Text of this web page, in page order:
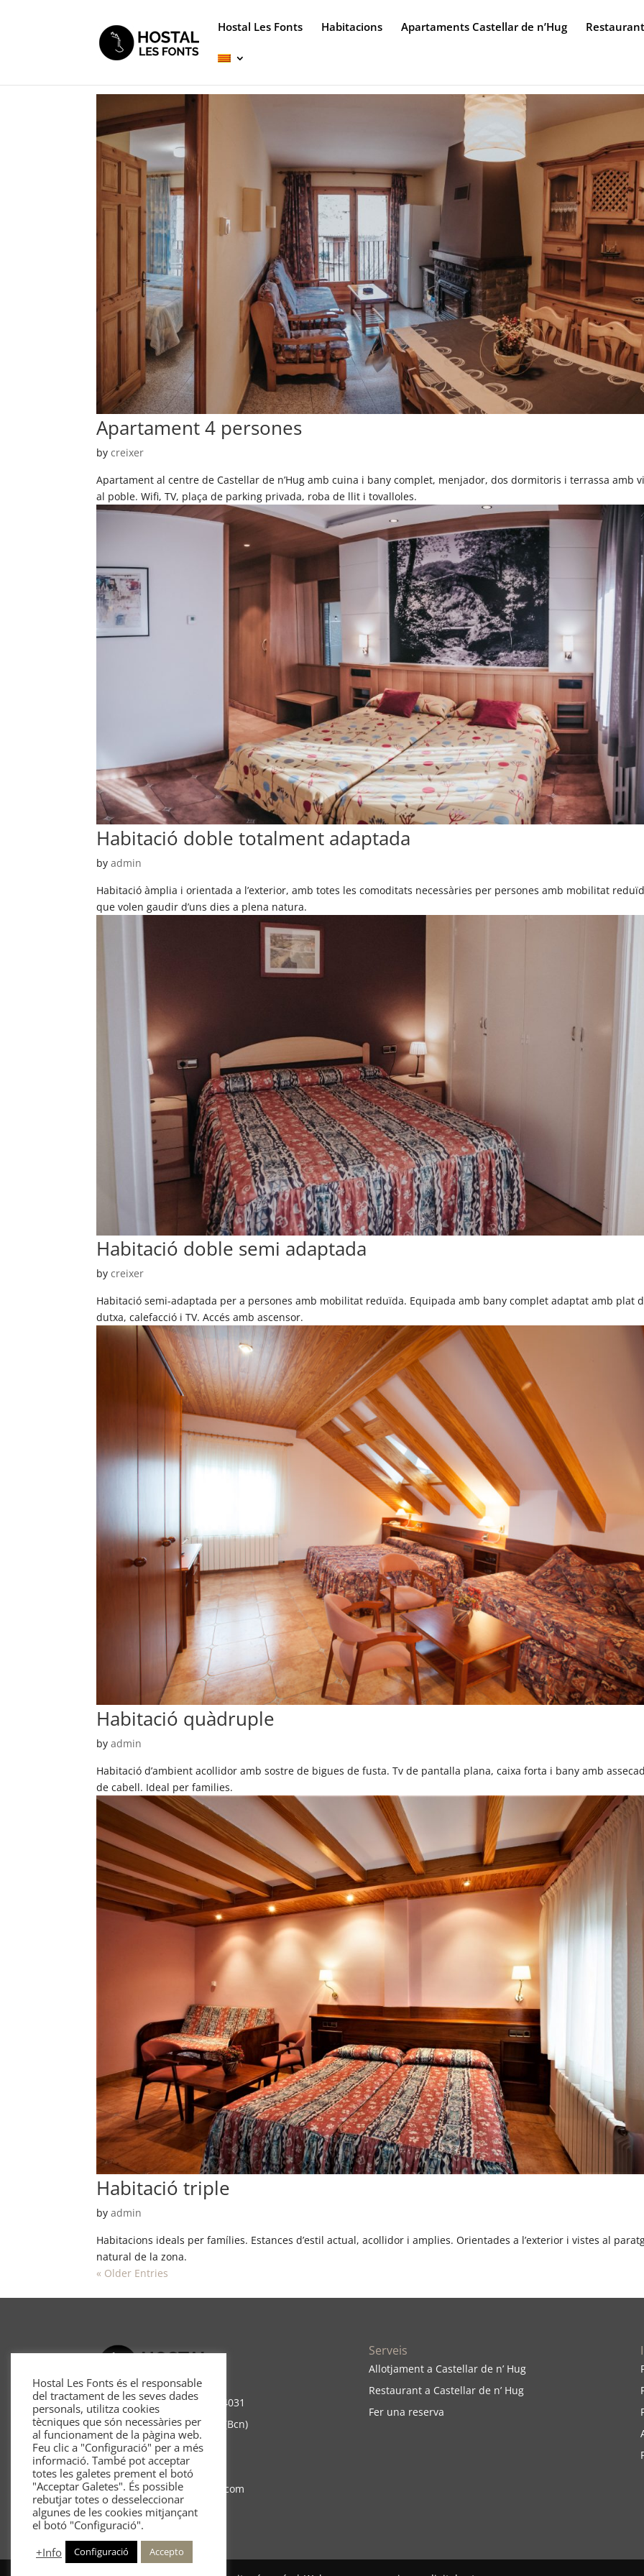
Hostal Les Fonts Habitacions Apartaments Castellar de n’Hug
Apartament 4 persones
bycreixer
Apartament al centre de Castellar de n’Hug amb cuina i bany complet, menjador, dos dormitoris i terrassa amb
al poble. Wifi, TV, plaça de parking privada, roba de llit i tovalloles.
Habitació doble totalment adaptada
byadmin
Habitació àmplia i orientada a l’exterior, amb totes les comoditats necessàries per persones amb mobilitat
que volen gaudir d’uns dies a plena natura.
Habitació doble semi adaptada
bycreixer
Habitació semi-adaptada per a persones amb mobilitat reduïda. Equipada amb bany complet adaptat amb plat
dutxa, calefacció i TV. Accés amb ascensor.
Habitació quàdruple
byadmin
Habitació d’ambient acollidor amb sostre de bigues de fusta. Tv de pantalla plana, caixa forta i bany amb
de cabell. Ideal per families.
Habitació triple
byadmin
Habitacions ideals per famílies. Estances d’estil actual, acollidor i amplies. Orientades a l’exterior i vistes al
natural de la zona.
« Older Entries
Ctra. a Castellar Km. 8 BV-4031
08696 Castellar de n’ Hug (Bcn)
Tlf. 93.825.70.89
Whatsapp 622.499.867
mail:info@hostallesfonts.com
Serveis
Allotjament a Castellar de n’ Hug
Restaurant a Castellar de n’ Hug
Fer una reserva
Hostal Les Fonts és el responsable
del tractament de les seves dades
personals, utilitza cookies
tècniques que són necessàries per
al funcionament de la pàgina web.
Feu clic a "Configuració" per a més
informació. També pot acceptar
totes les galetes prement el botó
"Acceptar Galetes". És possible
rebutjar totes o desseleccionar
algunes de les cookies mitjançant
el botó "Configuració".
+Info
Configuració Accepto